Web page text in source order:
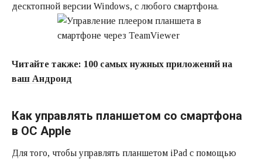
десктопной версии Windows, с любого смартфона.
Читайте также: 100 самых нужных приложений на
ваш Андроид
Как управлять планшетом со смартфона
в ОС Apple
Для того, чтобы управлять планшетом iPad с помощью